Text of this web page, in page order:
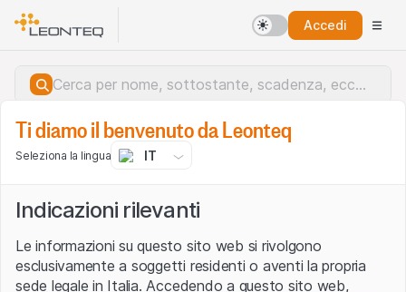
Accedi
Ti diamo il benvenuto da Leonteq
Seleziona la lingua IT
Indicazioni rilevanti
Le informazioni su questo sito web si rivolgono
esclusivamente a soggetti residenti o aventi la propria
sede legale in Italia. Accedendo a questo sito web,